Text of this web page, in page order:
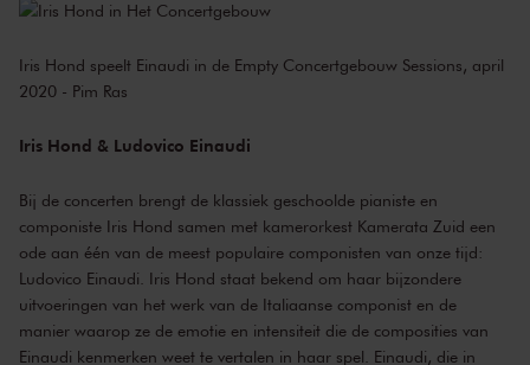
Iris Hond speelt Einaudi in de Empty Concertgebouw Sessions, april
2020 - Pim Ras
Iris Hond & Ludovico Einaudi
Bij de concerten brengt de klassiek geschoolde pianiste en
componiste Iris Hond samen met kamerorkest Kamerata Zuid een
ode aan één van de meest populaire componisten van onze tijd:
Ludovico Einaudi. Iris Hond staat bekend om haar bijzondere
uitvoeringen van het werk van de Italiaanse componist en de
manier waarop ze de emotie en intensiteit die de composities van
Einaudi kenmerken weet te vertalen in haar spel. Einaudi, die in